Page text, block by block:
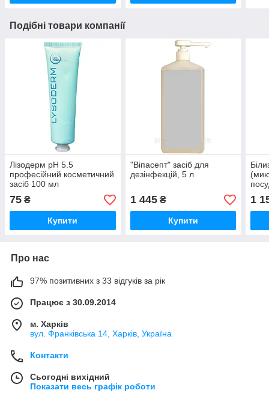
Подібні товари компанії
Лізодерм рН 5.5
професійний косметичний
засіб 100 мл
75 ₴
Купити
"Віпасепт" засіб для
дезінфекцій, 5 л
1 445₴
Купити
1
Про нас
97% позитивних з 33 відгуків за рік
Працює з 30.09.2014
м. Харків
вул. Франківська 14, Харків, Україна
Контакти
Сьогодні вихідний
Показати весь графік роботи